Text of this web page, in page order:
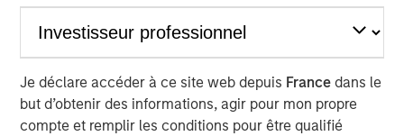
Je déclare accéder à ce site web depuis France dans le
but d’obtenir des informations, agir pour mon propre
compte et remplir les conditions pour être qualifié
observability’ to all enterprises, today announced its
inclusion in the Cool Vendors in IT Operations Leveraging
Generative AI report by Gartner, Inc.
1